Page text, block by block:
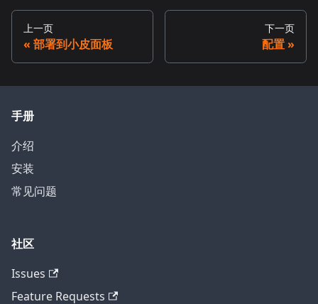
上一页
部署到小皮面板
下一页
配置
手册
介绍
安装
常见问题
社区
Issues
Feature Requests